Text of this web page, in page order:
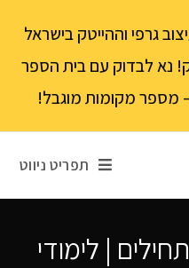
גרפי וההייטק בישראל
עם 15 שנה ותק! נא לבדוק עם בית הספר
מקומות מוגבל!
תפריט ניווט
| לימודי